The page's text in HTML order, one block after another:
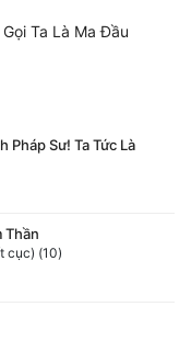
Ta Là Ma Đầu
Pháp Sư! Ta Tức Là
Thần
cục) (10)